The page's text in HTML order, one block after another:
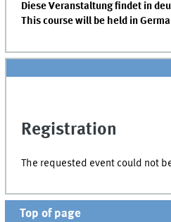
Diese Veranstaltung findet in
This course will be held in
Registration
The requested event could not
Top of page